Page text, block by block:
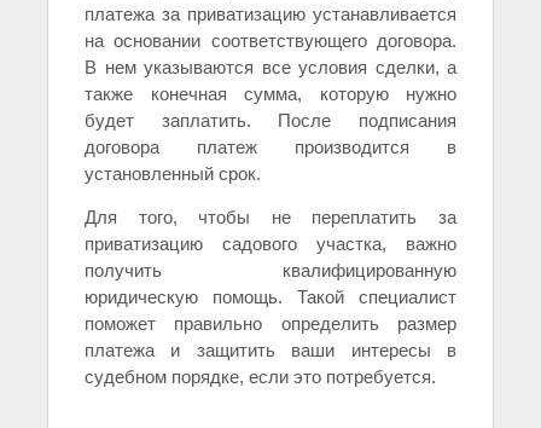
платежа за приватизацию устанавливается
на основании соответствующего договора.
В нем указываются все условия сделки, а
также конечная сумма, которую нужно
будет заплатить. После подписания
договора платеж производится в
установленный срок.
Для того, чтобы не переплатить за
приватизацию садового участка, важно
получить квалифицированную
юридическую помощь. Такой специалист
поможет правильно определить размер
платежа и защитить ваши интересы в
судебном порядке, если это потребуется.